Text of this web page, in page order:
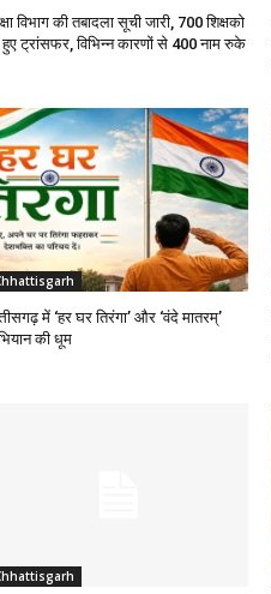
विभाग की तबादला सूची जारी, 700 शिक्षको
ट्रांसफर, विभिन्न कारणों से 400 नाम रुके
में ‘हर घर तिरंगा’ और ‘वंदे मातरम्’
की धूम